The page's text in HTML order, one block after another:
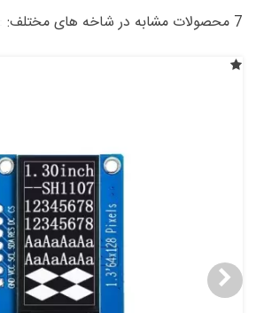
7 محصولات مشابه در شاخه های مختلف: